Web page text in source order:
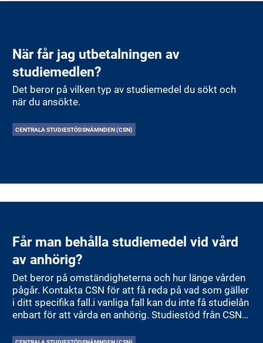
När får jag utbetalningen av
studiemedlen?
Det beror på vilken typ av studiemedel du sökt och
när du ansökte.
CENTRALA STUDIESTÖDSNÄMNDEN (CSN)
Får man behålla studiemedel vid vård
av anhörig?
Det beror på omständigheterna och hur länge vården
pågår. Kontakta CSN för att få reda på vad som gäller
i ditt specifika fall.i vanliga fall kan du inte få studielån
enbart för att vårda en anhörig. Studiestöd från CSN
en godkänd utbildning. Det är alltså själva studierna